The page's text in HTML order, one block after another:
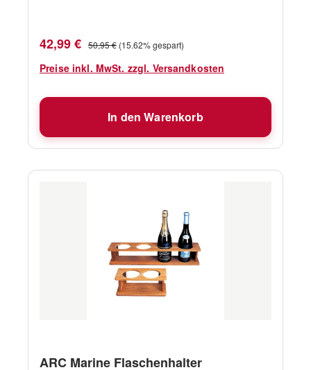
Verkaufspreis:
42,99 € Regulärer Preis:
50,95 € (15.62% gespart)
Preise inkl. MwSt. zzgl. Versandkosten
In den Warenkorb
ARC Marine Flaschenhalter